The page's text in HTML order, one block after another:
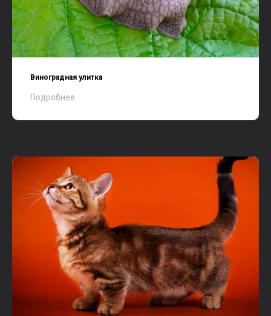
Виноградная улитка
Подробнее